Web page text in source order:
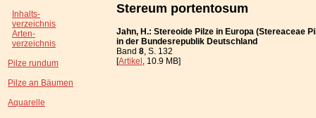
Inhalts-
verzeichnis
Arten-
verzeichnis
Pilze rundum
Pilze an Bäumen
Aquarelle
Stereum portentosum
Jahn, H.: Stereoide Pilze in Europa (Stereaceae
in der Bundesrepublik Deutschland
Band 8, S. 132
[Artikel, 10.9 MB]